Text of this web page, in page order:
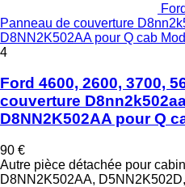
Panneau de couverture
D8NN2K502AA pour Q cab
4
Ford 4600, 2600, 3700,
couverture
D8NN2K502AA pour Q
90 €
Autre pièce détachée pour
D8NN2K502AA,